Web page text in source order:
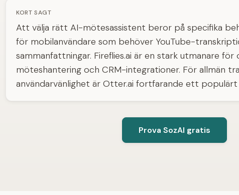
KORT SAGT
Att välja rätt AI-mötesassistent beror på specifika
för mobilanvändare som behöver YouTube-
sammanfattningar. Fireflies.ai är en stark utmanare
möteshantering och CRM-integrationer. För allmän
användarvänlighet är Otter.ai fortfarande ett populärt
Prova SozAI gratis